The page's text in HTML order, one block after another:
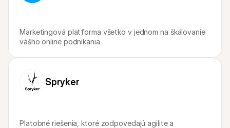
Marketingová platforma všetko v jednom na škálovanie
vášho online podnikania
Spryker
Platobné riešenia, ktoré zodpovedajú agilite a